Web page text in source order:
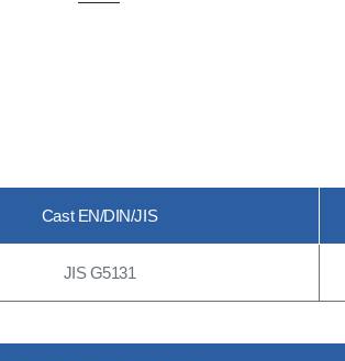
Cast EN/DIN/JIS
JIS G5131